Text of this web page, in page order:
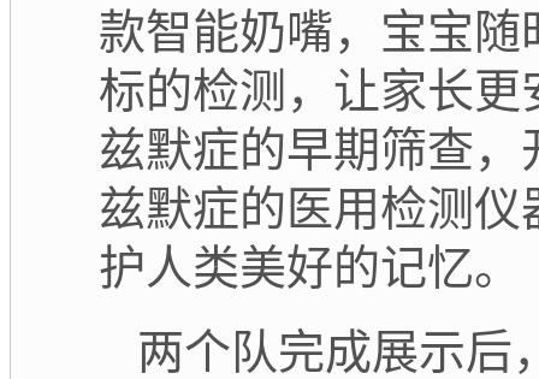
款智能奶嘴，宝宝
标的检测，让家长更
兹默症的早期筛查
兹默症的医用检测
护人类美好的记忆。
两个队完成展示后